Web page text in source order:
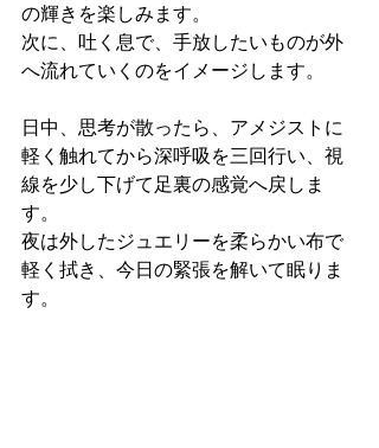
の輝きを楽しみます。
次に、吐く息で、手放したいものが外
へ流れていくのをイメージします。
日中、思考が散ったら、アメジストに
軽く触れてから深呼吸を三回行い、視
線を少し下げて足裏の感覚へ戻しま
す。
夜は外したジュエリーを柔らかい布で
軽く拭き、今日の緊張を解いて眠りま
す。